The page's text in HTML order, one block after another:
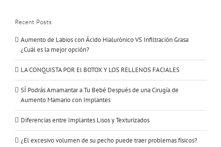
Recent Posts
Aumento de Labios con Ácido Hialurónico VS Infiltración Grasa
¿Cuál es la mejor opción?
LA CONQUISTA POR El BOTOX Y LOS RELLENOS FACIALES
SÍ Podrás Amamantar a Tu Bebé Después de una Cirugía de
Aumento Mamario con Implantes
Diferencias entre Implantes Lisos y Texturizados
¿El excesivo volumen de su pecho puede traer problemas físicos?